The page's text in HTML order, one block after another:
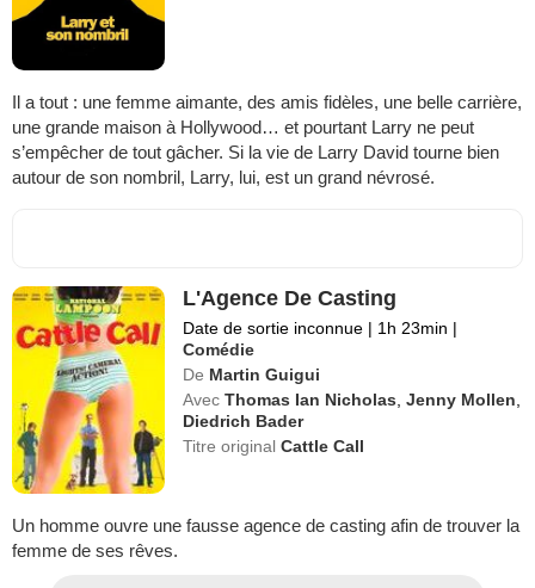
Il a tout : une femme aimante, des amis fidèles, une belle carrière,
une grande maison à Hollywood… et pourtant Larry ne peut
s’empêcher de tout gâcher. Si la vie de Larry David tourne bien
autour de son nombril, Larry, lui, est un grand névrosé.
L'Agence De Casting
Date de sortie inconnue | 1h 23min |
Comédie
De Martin Guigui
Avec Thomas Ian Nicholas ,Jenny Mollen
Diedrich Bader
Titre originalCattle Call
Un homme ouvre une fausse agence de casting afin de trouver la
femme de ses rêves.